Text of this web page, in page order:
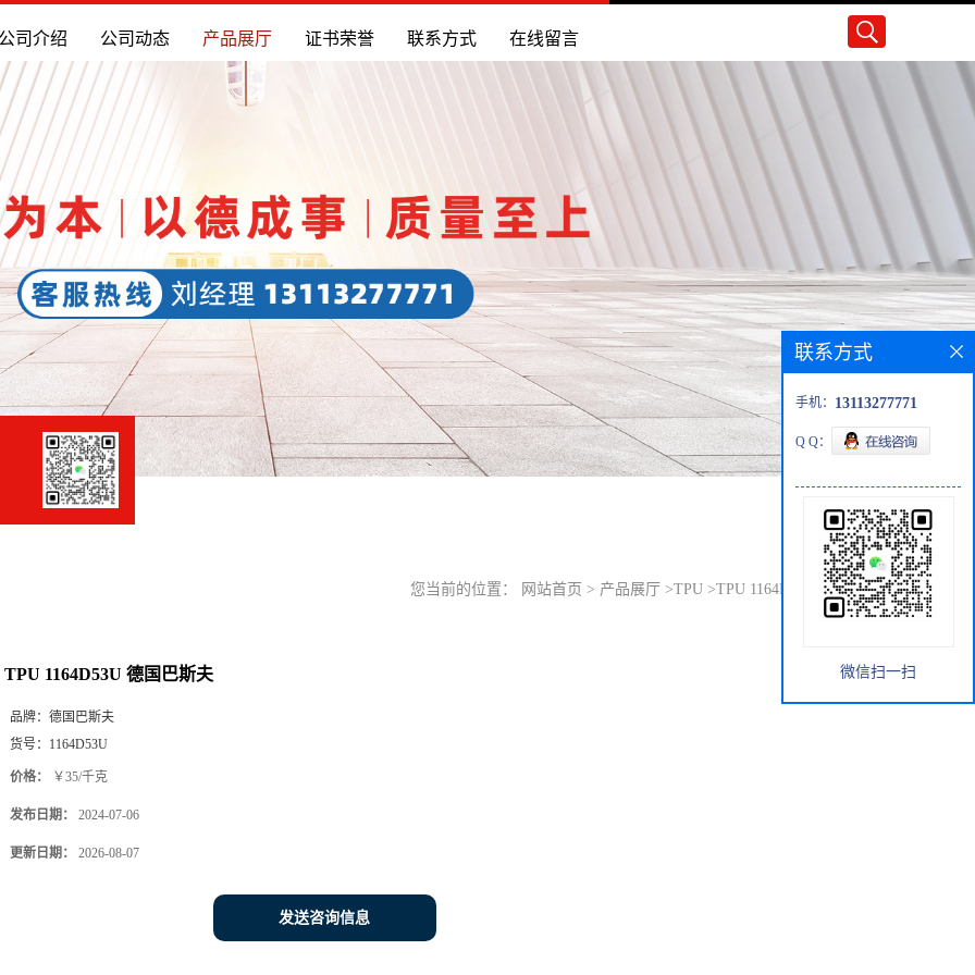
司介绍 公司动态 产品展厅 证书荣誉 联系方式 在线留言
您当前的位置： 网站首页 > 产品展厅 >TPU >TPU 1164D53U 德国巴斯夫
TPU 1164D53U 德国巴斯夫
品牌： 德国巴斯夫
货号： 1164D53U
价格： ￥35/千克
发布日期： 2024-07-06
更新日期： 2026-08-07
发送咨询信息
联系方式
手机： 13113277771
Q Q：
微信扫一扫